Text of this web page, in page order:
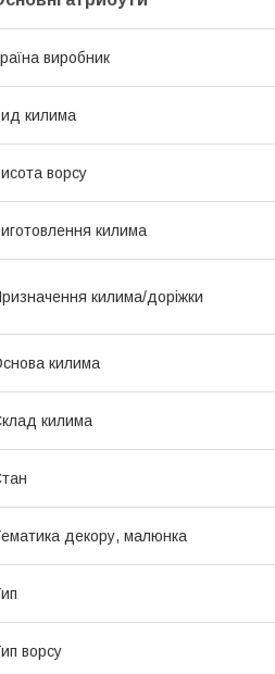
виробник
килима
ворсу
килима
килима/доріжки
килима
килима
декору, малюнка
ворсу